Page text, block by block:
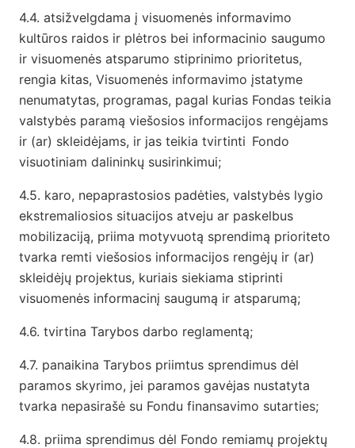
4.4. atsižvelgdama į visuomenės informavimo
kultūros raidos ir plėtros bei informacinio saugumo
ir visuomenės atsparumo stiprinimo prioritetus,
rengia kitas, Visuomenės informavimo įstatyme
nenumatytas, programas, pagal kurias Fondas teikia
valstybės paramą viešosios informacijos rengėjams
ir (ar) skleidėjams, ir jas teikia tvirtinti Fondo
visuotiniam dalininkų susirinkimui;
4.5. karo, nepaprastosios padėties, valstybės lygio
ekstremaliosios situacijos atveju ar paskelbus
mobilizaciją, priima motyvuotą sprendimą prioriteto
tvarka remti viešosios informacijos rengėjų ir (ar)
skleidėjų projektus, kuriais siekiama stiprinti
visuomenės informacinį saugumą ir atsparumą;
4.6. tvirtina Tarybos darbo reglamentą;
4.7. panaikina Tarybos priimtus sprendimus dėl
paramos skyrimo, jei paramos gavėjas nustatyta
tvarka nepasirašė su Fondu finansavimo sutarties;
4.8. priima sprendimus dėl Fondo remiamų projektų